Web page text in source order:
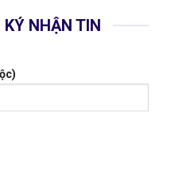
NHẬN TIN